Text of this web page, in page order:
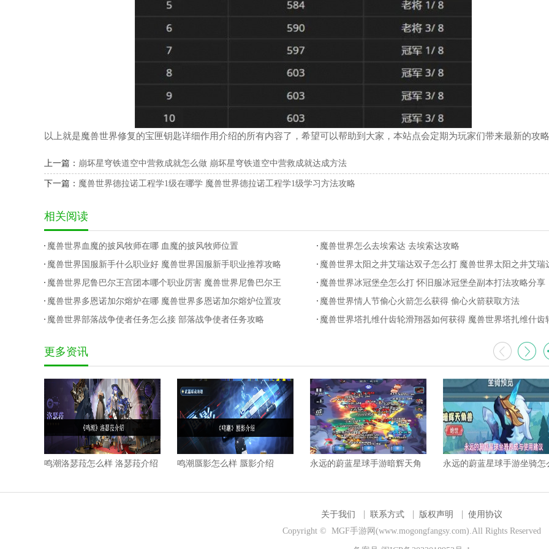
以上就是魔兽世界修复的宝匣钥匙详细作用介绍的所有内容了，希望可以帮助到大家，本站点会定期为玩家们带来最新的攻
上一篇： 崩坏星穹铁道空中营救成就怎么做 崩坏星穹铁道空中营救成就达成方法
下一篇： 魔兽世界德拉诺工程学1级在哪学 魔兽世界德拉诺工程学1级学习方法攻略
相关阅读
魔兽世界血魔的披风牧师在哪 血魔的披风牧师位置
魔兽世界怎么去埃索达 去埃索达攻略
魔兽世界国服新手什么职业好 魔兽世界国服新手职业推荐攻略
魔兽世界太阳之井艾瑞达双子怎么打 魔兽世界太阳之井艾瑞
双子打法攻略
魔兽世界尼鲁巴尔王宫团本哪个职业厉害 魔兽世界尼鲁巴尔王
宫团本职业排名
魔兽世界冰冠堡垒怎么打 怀旧服冰冠堡垒副本打法攻略分享
魔兽世界多恩诺加尔熔炉在哪 魔兽世界多恩诺加尔熔炉位置攻
略2025
魔兽世界情人节偷心火箭怎么获得 偷心火箭获取方法
魔兽世界部落战争使者任务怎么接 部落战争使者任务攻略
魔兽世界塔扎维什齿轮滑翔器如何获得 魔兽世界塔扎维什齿
更多资讯
鸣潮洛瑟菈怎么样 洛瑟菈介绍 鸣潮蜃影怎么样 蜃影介绍
永远的蔚蓝星球手游暗辉天角
永远的蔚蓝星球手游坐骑怎
关于我们 联系方式 版权声明
使用协议
Copyright © MGF手游网(www.mogongfangsy.com).All Rights Reserved